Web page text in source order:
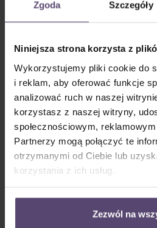
Zgoda Szczegóły
Niniejsza strona korzysta z
Wykorzystujemy pliki cookie do
i reklam, aby oferować funkcje
analizować ruch w naszej
korzystasz z naszej witryny,
społecznościowym,
Partnerzy mogą połączyć te
otrzymanymi od Ciebie lub
korzystania z ich usług.
Zezwól na
Płytka klejona
przegubowa (bez
wiercenia) * tylko do
prostokątnych listew
przyszybowych